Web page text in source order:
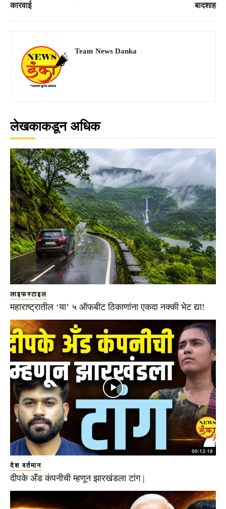
कारवाई
बादशाह
Team News Danka
लेखकाकडून अधिक
लाइफस्टाइल
महाराष्ट्रातील ‘या’ ५ ऑफबीट ठिकाणांना एकदा नक्की भेट द्या!
00:12:18
देश वर्तमान
दीपके अँड कंपनीची म्हणून झारखंडला टांग |